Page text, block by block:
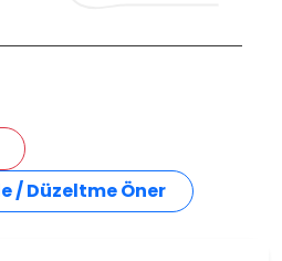
/ Düzeltme Öner